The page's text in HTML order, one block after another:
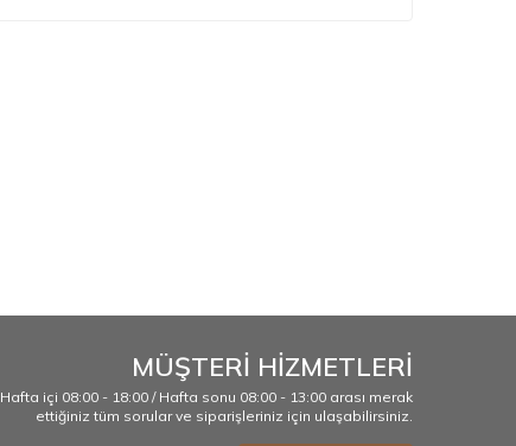
MÜŞTERİ HİZMETLERİ
Hafta içi 08:00 - 18:00 / Hafta sonu 08:00 - 13:00 arası merak
ettiğiniz tüm sorular ve siparişleriniz için ulaşabilirsiniz.